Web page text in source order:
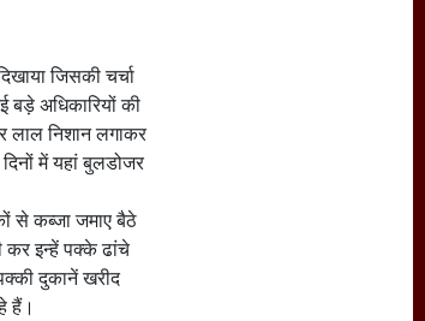
जिसकी चर्चा
अधिकारियों की
लाल निशान लगाकर
में यहां बुलडोजर
से कब्जा जमाए बैठे
इन्हें पक्के ढांचे
दुकानें खरीद
हैं।